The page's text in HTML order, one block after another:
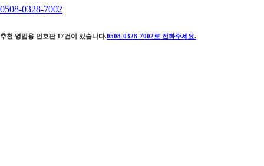
0508-0328-7002
추천 영업용 번호판 17건이 있습니다.0508-0328-7002 로 전화주세요.